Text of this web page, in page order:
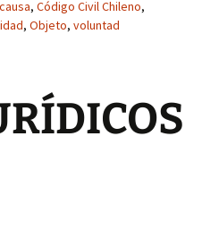
causa, Código Civil Chileno,
, Objeto, voluntad